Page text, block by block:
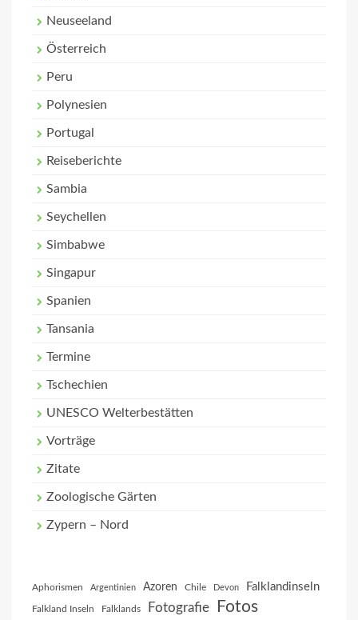
Neuseeland
Österreich
Peru
Polynesien
Portugal
Reiseberichte
Sambia
Seychellen
Simbabwe
Singapur
Spanien
Tansania
Termine
Tschechien
UNESCO Welterbestätten
Vorträge
Zitate
Zoologische Gärten
Zypern – Nord
Aphorismen Argentinien Azoren Chile Devon Falklandinseln
Falkland Inseln Falklands Fotografie Fotos